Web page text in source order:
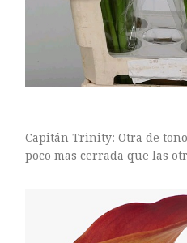
Capitán Trinity:Otra de
poco mas cerrada que las